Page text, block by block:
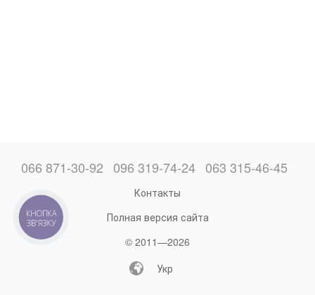
066 871-30-92 096 319-74-24 063 315-46-45
Контакты
Полная версия сайта
© 2011—2026
Укр
КНОПКА
ЗВ'ЯЗКУ